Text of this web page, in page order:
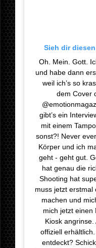
Sieh dir
Oh. Mein. Gott.
und habe dann
weil ich’s so
dem Cover
gibt’s ein
mit einem
sonst?! Never
Körper und ich
geht - geht gut.
hat genau die
Shooting hat
muss jetzt erstmal
machen und
mich jetzt einen
Kiosk
offiziell
entdeckt?